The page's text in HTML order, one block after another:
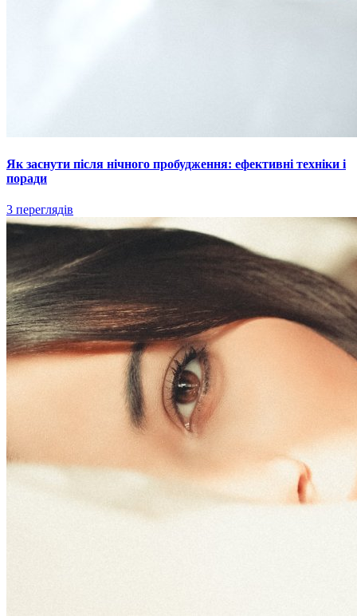
Як заснути після нічного пробудження: ефективні техніки і
поради
3 переглядів